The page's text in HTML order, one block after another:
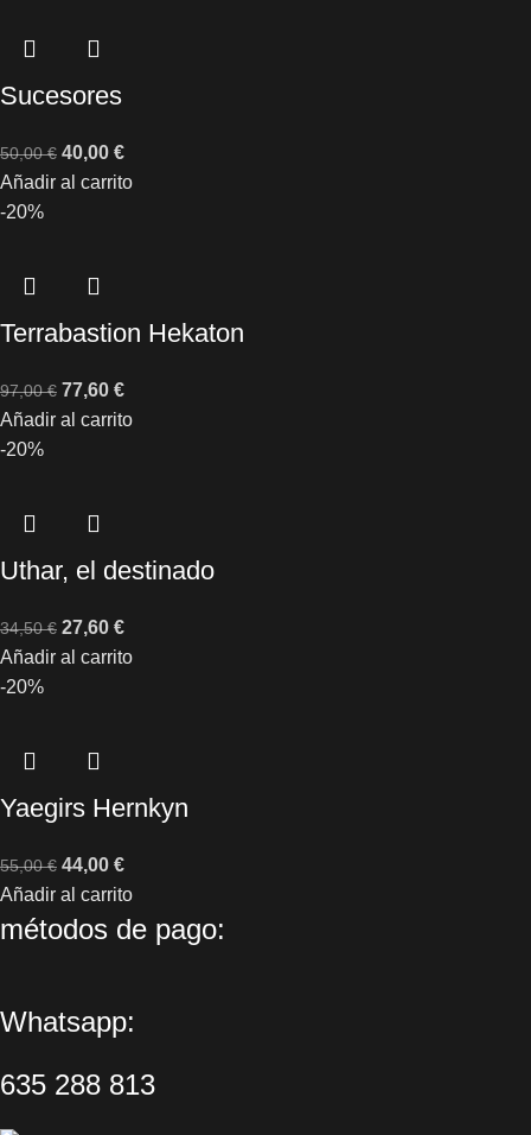
Sucesores
50,00€ 40,00 €
Añadir al carrito
-20%
Terrabastion Hekaton
97,00€ 77,60 €
Añadir al carrito
-20%
Uthar, el destinado
34,50€ 27,60 €
Añadir al carrito
-20%
Yaegirs Hernkyn
55,00€ 44,00 €
Añadir al carrito
métodos de pago:
Whatsapp:
635 288 813